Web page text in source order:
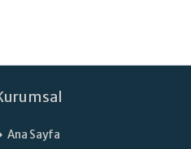
Ana Sayfa